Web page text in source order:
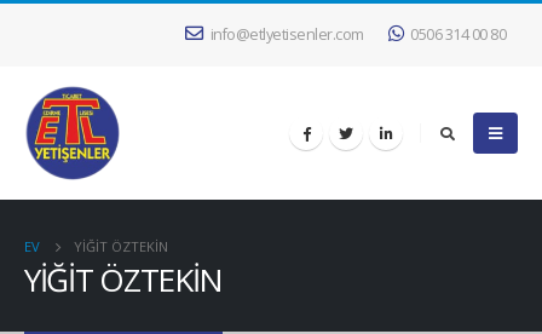
info@etlyetisenler.com 0506 314 00 80
EV YİĞİT ÖZTEKİN
YİĞİT ÖZTEKİN